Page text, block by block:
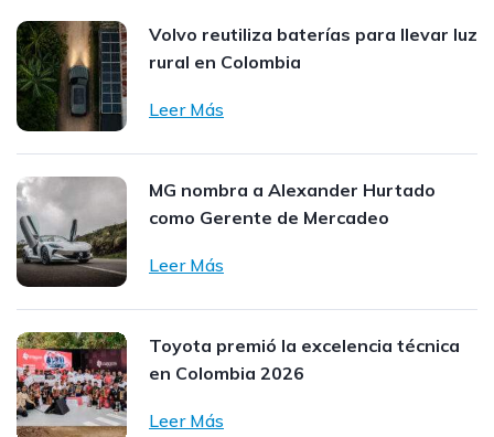
Volvo reutiliza baterías para llevar luz
rural en Colombia
Leer Más
MG nombra a Alexander Hurtado
como Gerente de Mercadeo
Leer Más
Toyota premió la excelencia técnica
en Colombia 2026
Leer Más